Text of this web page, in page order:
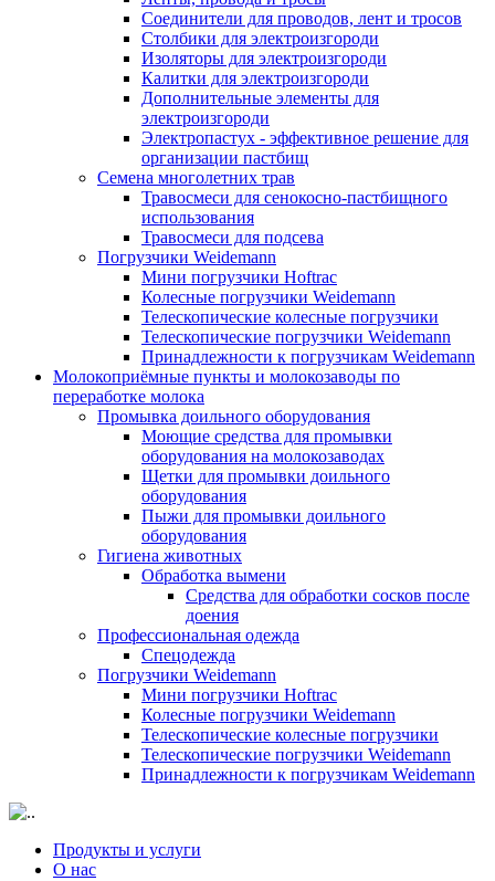
Соединители для проводов, лент и тросов
Столбики для электроизгороди
Изоляторы для электроизгороди
Калитки для электроизгороди
Дополнительные элементы для
электроизгороди
Электропастух - эффективное решение для
организации пастбищ
Семена многолетних трав
Травосмеси для сенокосно-пастбищного
использования
Травосмеси для подсева
Погрузчики Weidemann
Мини погрузчики Hoftraс
Колесные погрузчики Weidemann
Телескопические колесные погрузчики
Телескопические погрузчики Weidemann
Принадлежности к погрузчикам Weidemann
Молокоприёмные пункты и молокозаводы по
переработке молока
Промывка доильного оборудования
Моющие средства для промывки
оборудования на молокозаводах
Щетки для промывки доильного
оборудования
Пыжи для промывки доильного
оборудования
Гигиена животных
Обработка вымени
Средства для обработки сосков после
доения
Профессиональная одежда
Cпецодежда
Погрузчики Weidemann
Мини погрузчики Hoftraс
Колесные погрузчики Weidemann
Телескопические колесные погрузчики
Телескопические погрузчики Weidemann
Принадлежности к погрузчикам Weidemann
Продукты и услуги
О нас